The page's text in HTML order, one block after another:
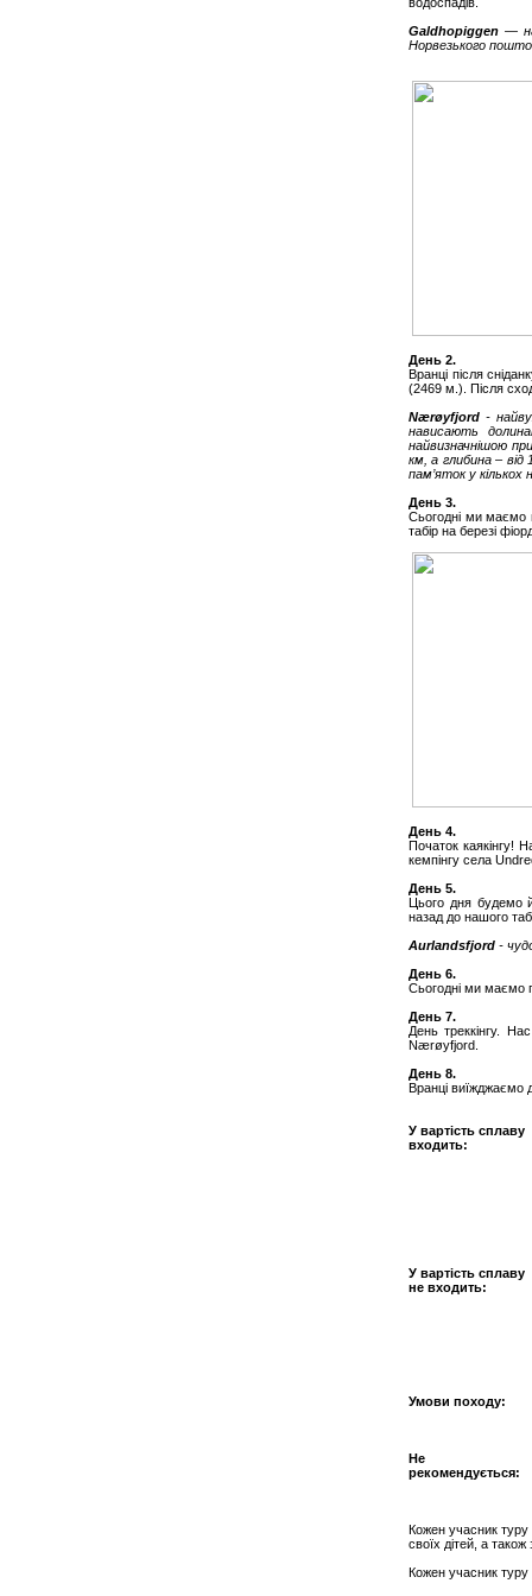
Galdhopiggen—
Норвезького
День 2.
Вранці після
(2469 м.). Після
Nærøyfjord-
нависають
найвизначнішою
км, а глибина – від
пам’яток у
День 3.
Сьогодні ми маємо
табір на березі
День 4.
Початок каякінгу!
кемпінгу села
День 5.
Цього дня будемо
назад до нашого
Aurlandsfjord -
День 6.
Сьогодні ми маємо
День 7.
День треккінгу.
Nærøyfjord.
День 8.
Вранці виїжджаємо
У вартість сплаву
входить:
У вартість сплаву
не входить:
Умови походу:
Не
рекомендується:
Кожен учасник туру
своїх дітей, а
Кожен учасник туру